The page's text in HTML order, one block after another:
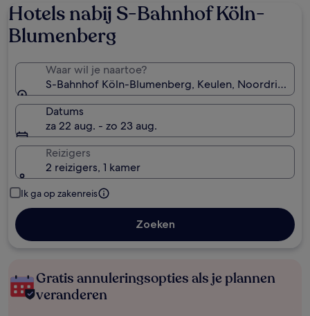
Hotels nabij S-Bahnhof Köln-
Blumenberg
Waar wil je naartoe?
S-Bahnhof Köln-Blumenberg, Keulen, Noordrijn-
Datums
za 22 aug. - zo 23 aug.
Reizigers
2 reizigers, 1 kamer
Ik ga op zakenreis
Zoeken
Gratis annuleringsopties als je plannen
veranderen